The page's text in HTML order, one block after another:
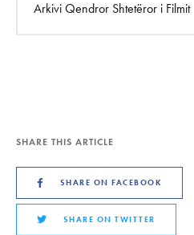
Arkivi Qendror Shtetëror i Filmit
SHARE THIS ARTICLE
SHARE ON FACEBOOK
SHARE ON TWITTER